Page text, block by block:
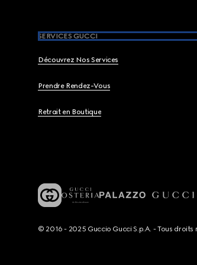
SERVICES GUCCI
Découvrez Nos Services
Prendre Rendez-Vous
Retrait en Boutique
© 2016 - 2025 Guccio Gucci S.p.A. - Tous